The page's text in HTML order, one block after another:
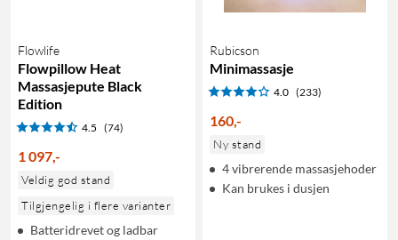
Flowlife
Flowpillow Heat
Massasjepute Black
Edition
4.5 (74)
1 097,-
Veldig god stand
Tilgjengelig i flere varianter
Batteridrevet og ladbar
Rubicson
Minimassasje
4.0 (233)
160,-
Ny stand
4 vibrerende massasjehoder
Kan brukes i dusjen